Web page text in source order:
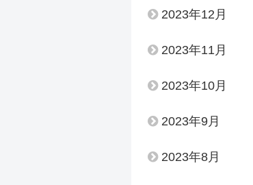
2023年12月
2023年11月
2023年10月
2023年9月
2023年8月